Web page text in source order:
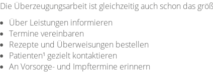
Die Überzeugungsarbeit ist gleichzeitig auch schon das
Über Leistungen informieren
Termine vereinbaren
Rezepte und Überweisungen bestellen
Patienten¹ gezielt kontaktieren
An Vorsorge- und Impftermine erinnern